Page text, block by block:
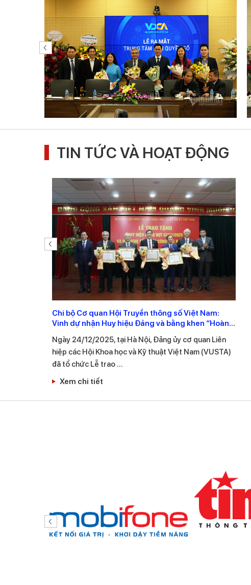
TIN TỨC VÀ HOẠT ĐỘNG
Chi bộ Cơ quan Hội Truyền thông số Việt Nam:
Vinh dự nhận Huy hiệu Đảng và bằng khen “Hoàn
Ngày 24/12/2025, tại Hà Nội, Đảng ủy cơ quan Liên
hiệp các Hội Khoa học và Kỹ thuật Việt Nam (VUSTA)
đã tổ chức Lễ trao …
Xem chi tiết